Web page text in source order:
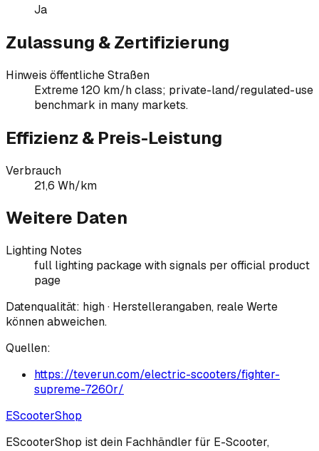
Ja
Zulassung & Zertifizierung
Hinweis öffentliche Straßen
Extreme 120 km/h class; private-land/regulated-use
benchmark in many markets.
Effizienz & Preis-Leistung
Verbrauch
21,6 Wh/km
Weitere Daten
Lighting Notes
full lighting package with signals per official product
page
Datenqualität: high· Herstellerangaben, reale Werte
können abweichen.
Quellen:
https://teverun.com/electric-scooters/fighter-
supreme-7260r/
EScooterShop
EScooterShop ist dein Fachhändler für E-Scooter,